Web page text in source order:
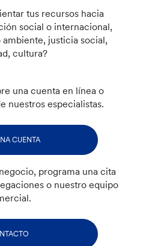
tus recursos hacia
social o internacional,
justicia social,
cultura?
una cuenta en línea o
nuestros especialistas.
CUENTA
programa una cita
o nuestro equipo